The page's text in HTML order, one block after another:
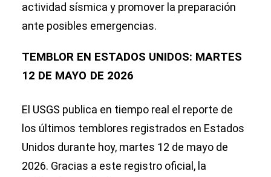
actividad sísmica y promover la preparación
ante posibles emergencias.
TEMBLOR EN ESTADOS UNIDOS: MARTES
12 DE MAYO DE 2026
El USGS publica en tiempo real el reporte de
los últimos temblores registrados en Estados
Unidos durante hoy, martes 12 de mayo de
2026. Gracias a este registro oficial, la